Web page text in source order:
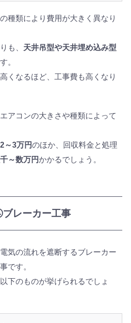
種類により費用が大きく異なり
も、 天井吊型や天井埋め込み型
。
くなるほど、工事費も高くなり
アコンの大きさや種類によって
2～3万円のほか、回収料金と処理
～数万円かかるでしょう。
レーカー工事
気の流れを遮断するブレーカー
です。
下のものが挙げられるでしょ